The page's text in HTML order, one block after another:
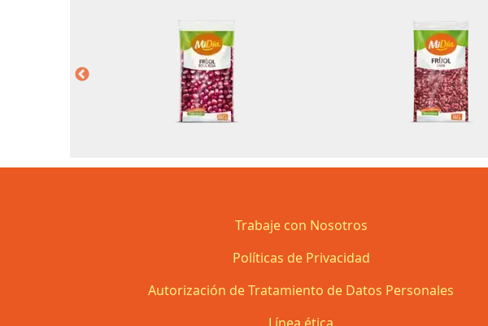
Trabaje con Nosotros
Políticas de Privacidad
Autorización de Tratamiento de Datos Personales